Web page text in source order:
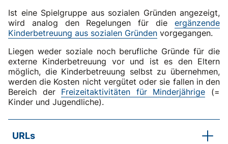
Ist eine Spielgruppe aus sozialen Gründen angezeigt,
wird analog den Regelungen für die ergänzende
Kinderbetreuung aus sozialen Gründen vorgegangen.
Liegen weder soziale noch berufliche Gründe für die
externe Kinderbetreuung vor und ist es den Eltern
möglich, die Kinderbetreuung selbst zu übernehmen,
werden die Kosten nicht vergütet oder sie fallen in den
Bereich der Freizeitaktivitäten für Minderjährige (=
Kinder und Jugendliche).
URLs